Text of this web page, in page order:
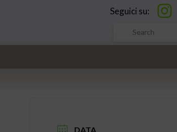
Seguici su:
Search
DATA